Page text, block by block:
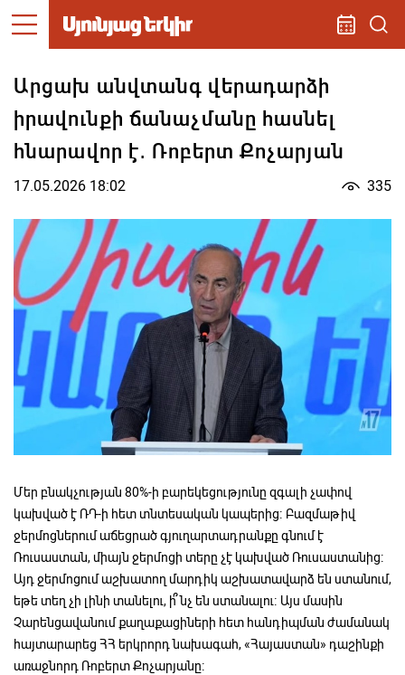
Արցախ անվտանգ վերադարձի
իրավունքի ճանաչմանը հասնել
հնարավոր է․ Ռոբերտ Քոչարյան
17.05.2026 18:02 335
Մեր բնակչության 80%-ի բարեկեցությունը զգալի չափով
կախված է ՌԴ-ի հետ տնտեսական կապերից։ Բազմաթիվ
ջերմոցներում աճեցրած գյուղարտադրանքը գնում է
Ռուսաստան, միայն ջերմոցի տերը չէ կախված Ռուսաստանից։
Այդ ջերմոցում աշխատող մարդիկ աշխատավարձ են ստանում,
եթե տեղ չի լինի տանելու, ի՞նչ են ստանալու։ Այս մասին
Չարենցավանում քաղաքացիների հետ հանդիպման ժամանակ
հայտարարեց ՀՀ երկրորդ նախագահ, «Հայաստան» դաշինքի
առաջնորդ Ռոբերտ Քոչարյանը։